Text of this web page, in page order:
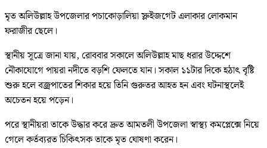
মৃত অলিউল্লাহ উপজেলার পচাকোড়ালিয়া স্লুইজগেট এলাকার লোকমান
ফরাজীর ছেলে।
স্থানীয় সূত্রে জানা যায়, রোববার সকালে অলিউল্লাহ মাছ ধরার উদ্দেশে
নৌকাযোগে পায়রা নদীতে বড়শি ফেলতে যান। সকাল ১১টার দিকে হঠাৎ বৃষ্টি
শুরু হলে বজ্রপাতের শিকার হয়ে তিনি গুরুতর আহত হন এবং ঘটনাস্থলেই
অচেতন হয়ে পড়েন।
পরে স্থানীয়রা তাকে উদ্ধার করে দ্রুত আমতলী উপজেলা স্বাস্থ্য কমপ্লেক্সে নিয়ে
গেলে কর্তব্যরত চিকিৎসক তাকে মৃত ঘোষণা করেন।